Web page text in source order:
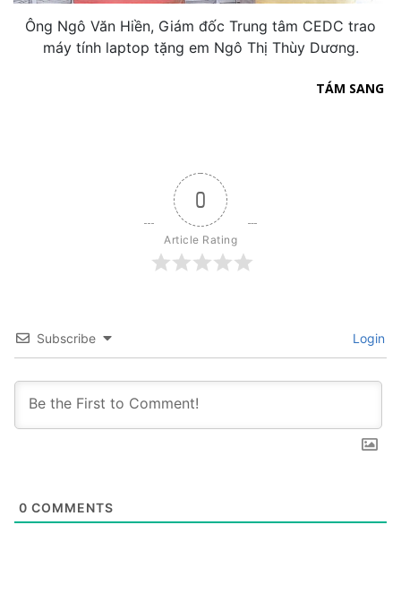
Ông Ngô Văn Hiền, Giám đốc Trung tâm CEDC trao
máy tính laptop tặng em Ngô Thị Thùy Dương.
TÁM SANG
0
Article Rating
Subscribe Login
0 COMMENTS